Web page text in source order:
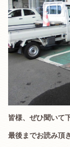
皆様、ぜひ聞いて
最後までお読み頂